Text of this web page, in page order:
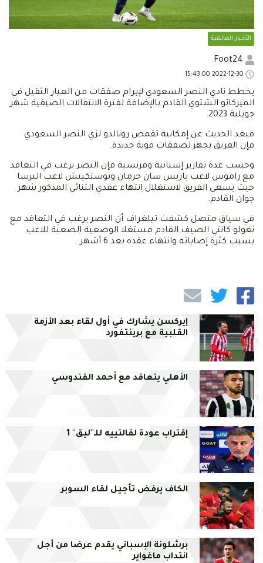
الأخبار العالمية
يخطط نادي النصر السعودي لإبرام صفقات من العيار الثقيل في
الميركاتو الشتوي القادم بالإضافة لفترة الانتقالات الصيفية شهر
جويلية 2023.
فبعد الحديث عن إمكانية تقمص رونالدو لزي النصر السعودي
فإن الفريق يجهز لصفقات قوية جديدة.
وحسب عدة تقارير إسبانية وفرنسية فإن النصر يرغب في التعاقد
مع راموس لاعب باريس سان جرمان وبوستكيتش لاعب البرسا
حيث يسعى الفريق لاستغلال انتهاء عقدي الثنائي المذكور شهر
جوان القادم.
في سياق متصل كشفت تيلغراف أن النصر يرغب في التعاقد مع
نغولو كانتي الصيف القادم مستغلا الوضعية الصعبة للاعب
بسبب كثرة إصاباته وانتهاء عقده بعد 6 أشهر.
إيركسن يشارك في أول لقاء بعد الأزمة
القلبية مع برينتفورد
الأهلي يتعاقد مع أحمد القندوسي
إقتراب عودة لقالتييه للـ''ليق'' 1
الكاف يرفض تأجيل لقاء السوبر
برشلونة الإسباني يقدم عرضا من أجل
انتداب ماغواير